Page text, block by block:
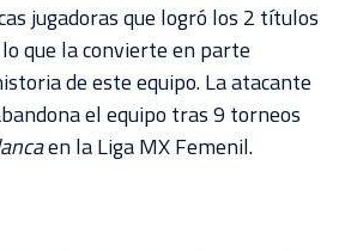
jugadoras que logró los 2 títulos
que la convierte en parte
de este equipo. La atacante
el equipo tras 9 torneos
en la Liga MX Femenil.